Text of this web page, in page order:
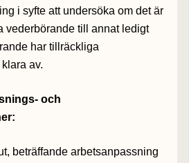
i syfte att undersöka om det är
vederbörande till annat ledigt
har tillräckliga
av.
och
beträffande arbetsanpassning